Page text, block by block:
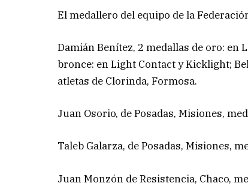
El medallero del equipo de la
Damián Benítez, 2 medallas de oro:
bronce: en Light Contact y Kicklight;
atletas de Clorinda, Formosa.
Juan Osorio, de Posadas, Misiones,
Taleb Galarza, de Posadas, Misiones,
Juan Monzón de Resistencia, Chaco,